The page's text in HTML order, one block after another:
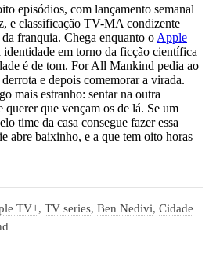
episódios, com lançamento semanal
e classificação TV-MA condizente
franquia. Chega enquanto o Apple
em torno da ficção científica
é de tom. For All Mankind pedia ao
e depois comemorar a virada.
mais estranho: sentar na outra
querer que vençam os de lá. Se um
time da casa consegue fazer essa
abre baixinho, e a que tem oito horas
TV+,TV series,Ben Nedivi,Cidade